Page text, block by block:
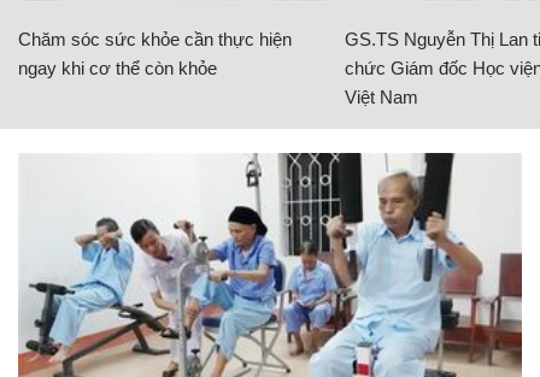
Chăm sóc sức khỏe cần thực hiện
ngay khi cơ thể còn khỏe
GS.TS Nguyễn Thị Lan
chức Giám đốc Học
Việt Nam